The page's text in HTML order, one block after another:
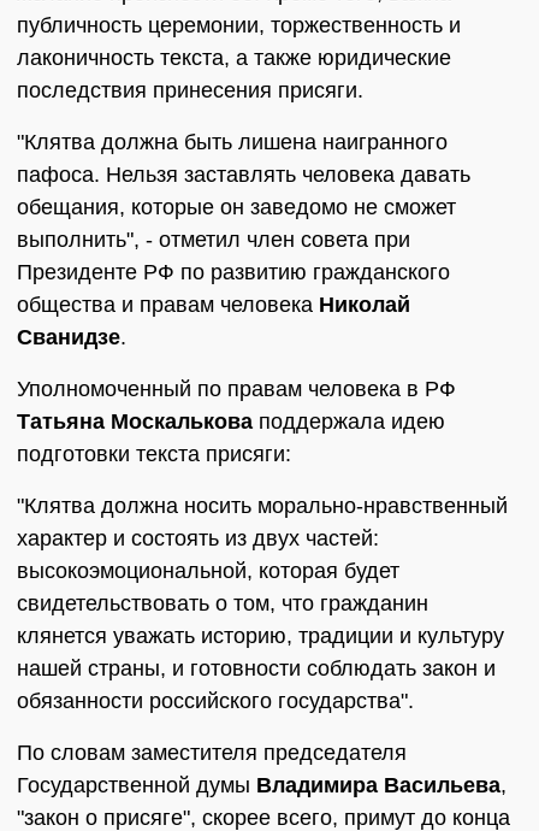
публичность церемонии, торжественность и
лаконичность текста, а также юридические
последствия принесения присяги.
"Клятва должна быть лишена наигранного
пафоса. Нельзя заставлять человека давать
обещания, которые он заведомо не сможет
выполнить", - отметил член совета при
Президенте РФ по развитию гражданского
общества и правам человека Николай
Сванидзе.
Уполномоченный по правам человека в РФ
Татьяна Москалькова поддержала идею
подготовки текста присяги:
"Клятва должна носить морально-нравственный
характер и состоять из двух частей:
высокоэмоциональной, которая будет
свидетельствовать о том, что гражданин
клянется уважать историю, традиции и культуру
нашей страны, и готовности соблюдать закон и
обязанности российского государства".
По словам заместителя председателя
Государственной думы Владимира Васильева,
"закон о присяге", скорее всего, примут до конца